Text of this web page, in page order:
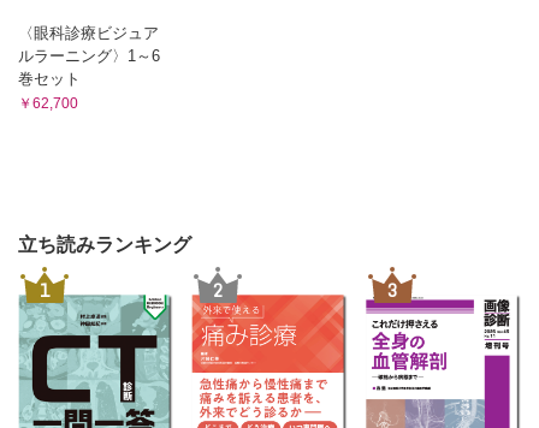
〈眼科診療ビジュア
ルラーニング〉1～6
巻セット
￥62,700
立ち読みランキング
1 2 3